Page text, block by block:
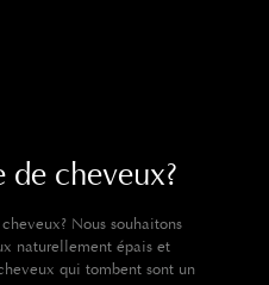
de cheveux?
Nous souhaitons
naturellement épais et
qui tombent sont un